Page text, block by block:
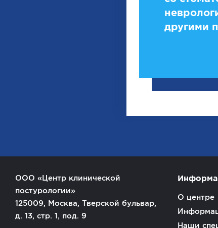
другими
ООО «Центр клинической
постурологии»
125009, Москва, Тверской бульвар,
д. 13, стр. 1, под. 9
О центре
Наши